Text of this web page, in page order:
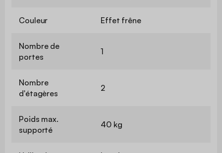
Couleur Effet frêne
Nombre de
portes
1
Nombre
d'étagères
2
Poids max.
supporté
40 kg